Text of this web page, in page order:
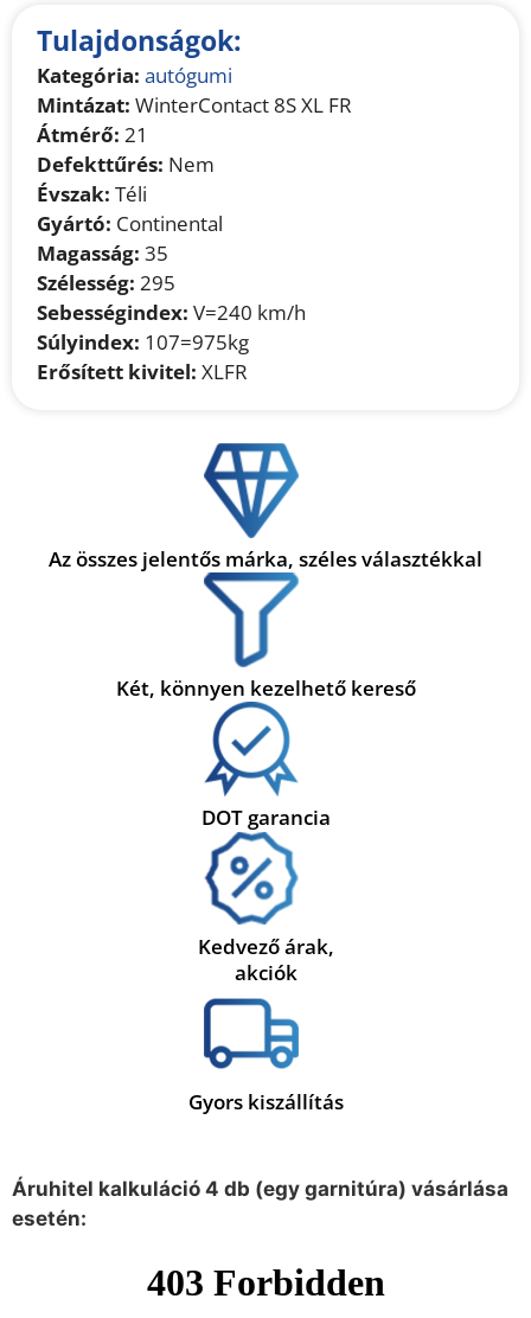
Tulajdonságok:
Kategória: autógumi
Mintázat: WinterContact 8S XL FR
Átmérő: 21
Defekttűrés: Nem
Évszak: Téli
Gyártó: Continental
Magasság: 35
Szélesség: 295
Sebességindex: V=240 km/h
Súlyindex: 107=975kg
Erősített kivitel: XLFR
Az összes jelentős márka, széles választékkal
Két, könnyen kezelhető kereső
DOT garancia
Kedvező árak,
akciók
Gyors kiszállítás
Áruhitel kalkuláció 4 db (egy garnitúra) vásárlása
esetén: